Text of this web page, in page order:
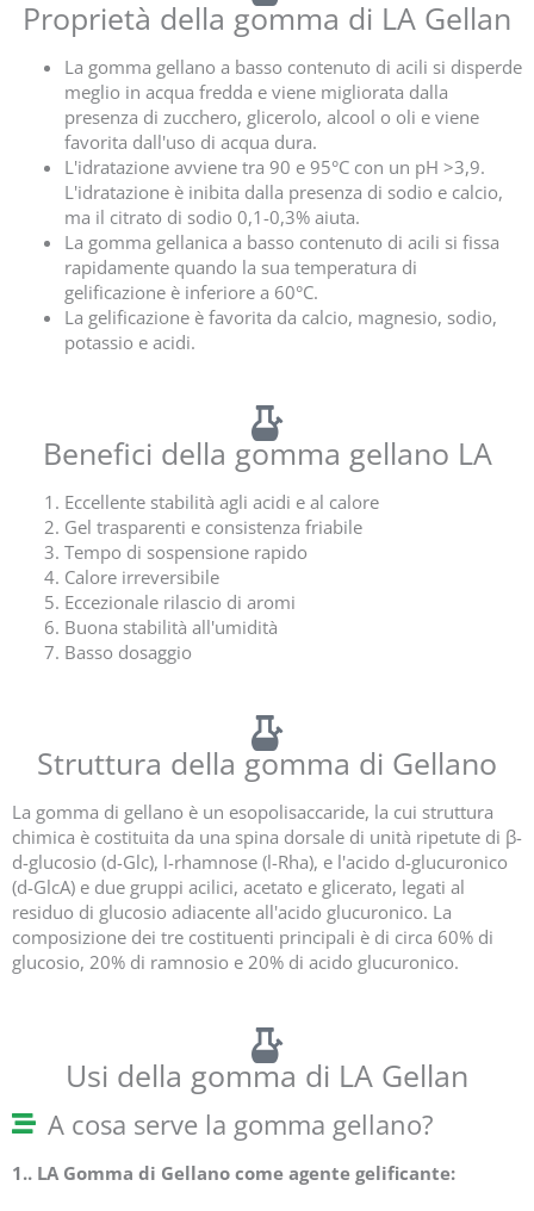
Proprietà della gomma di LA Gellan
La gomma gellano a basso contenuto di acili si disperde
meglio in acqua fredda e viene migliorata dalla
presenza di zucchero, glicerolo, alcool o oli e viene
favorita dall'uso di acqua dura.
L'idratazione avviene tra 90 e 95°C con un pH >3,9.
L'idratazione è inibita dalla presenza di sodio e calcio,
ma il citrato di sodio 0,1-0,3% aiuta.
La gomma gellanica a basso contenuto di acili si fissa
rapidamente quando la sua temperatura di
gelificazione è inferiore a 60°C.
La gelificazione è favorita da calcio, magnesio, sodio,
potassio e acidi.
Benefici della gomma gellano LA
Eccellente stabilità agli acidi e al calore
Gel trasparenti e consistenza friabile
Tempo di sospensione rapido
Calore irreversibile
Eccezionale rilascio di aromi
Buona stabilità all'umidità
Basso dosaggio
Struttura della gomma di Gellano
La gomma di gellano è un esopolisaccaride, la cui struttura
chimica è costituita da una spina dorsale di unità ripetute di β-
d-glucosio (d-Glc), l-rhamnose (l-Rha), e l'acido d-glucuronico
(d-GlcA) e due gruppi acilici, acetato e glicerato, legati al
residuo di glucosio adiacente all'acido glucuronico. La
composizione dei tre costituenti principali è di circa 60% di
glucosio, 20% di ramnosio e 20% di acido glucuronico.
Usi della gomma di LA Gellan
A cosa serve la gomma gellano?
1.. LA Gomma di Gellano come agente gelificante: